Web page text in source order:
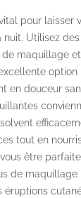
pour laisser
Utilisez
maquillage
option
en douceur
tout en
être
de maquillage
éruptions